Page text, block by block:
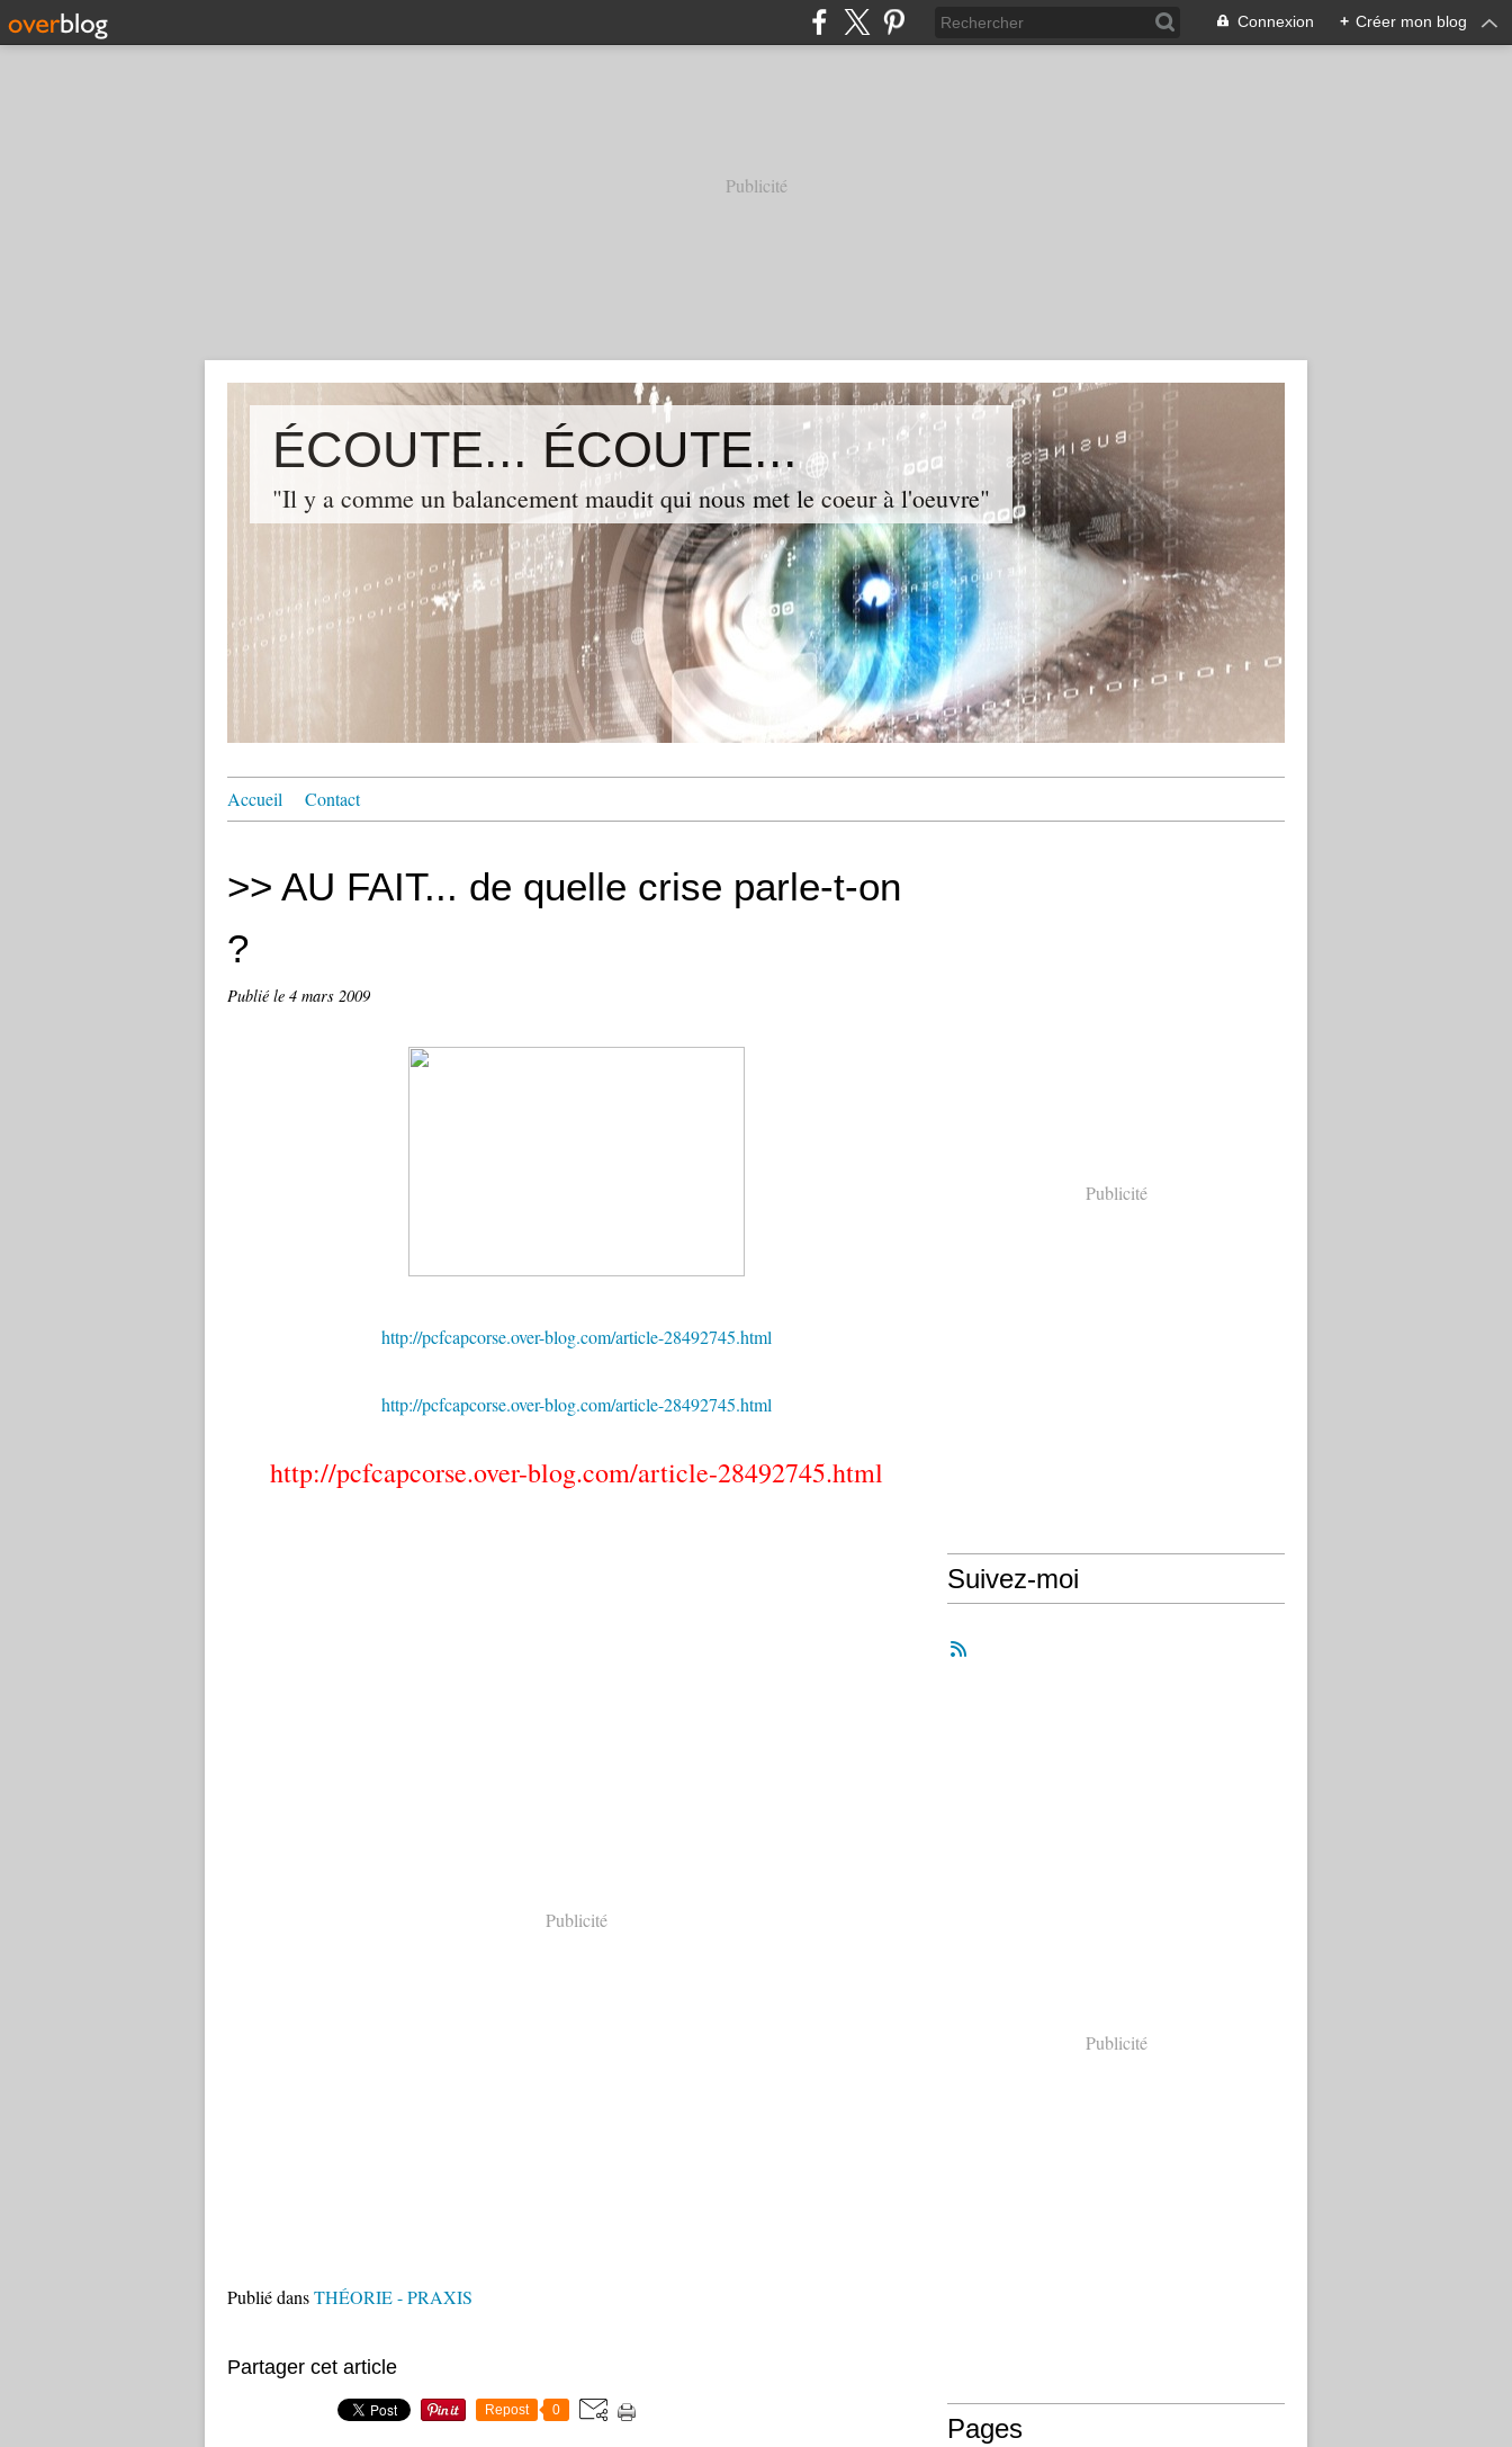
Connexion + Créer mon blog
Publicité
ÉCOUTE... ÉCOUTE...
"Il y a comme un balancement maudit qui nous met le coeur à l'oeuvre"
Accueil Contact
>> AU FAIT... de quelle crise parle-t-on
?
Publié le 4 mars 2009
http://pcfcapcorse.over-blog.com/article-28492745.html
http://pcfcapcorse.over-blog.com/article-28492745.html
http://pcfcapcorse.over-blog.com/article-28492745.html
Publicité
Publié dansTHÉORIE - PRAXIS
Partager cet article
Repost 0
Publicité
Suivez-moi
Publicité
Pages